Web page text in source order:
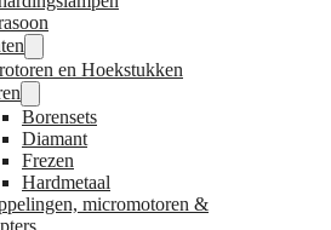
en Hoekstukken
Borensets
Diamant
Frezen
Hardmetaal
micromotoren &